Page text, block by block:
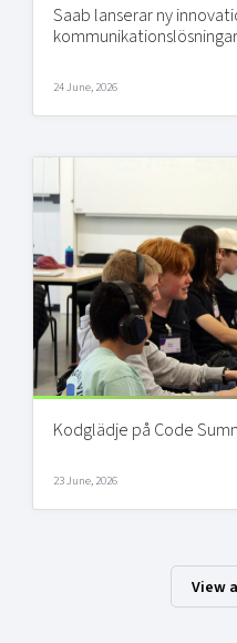
Saab lanserar ny
kommunikationslösningar
24 June, 2026
Kodglädje på Code
23 June, 2026
View